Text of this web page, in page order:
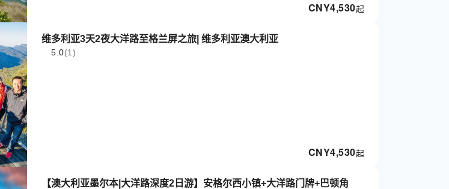
CNY4,530起
维多利亚3天2夜大洋路至格兰屏之旅| 维多利亚澳大利亚
5.0(1)
CNY4,530起
【澳大利亚墨尔本|大洋路深度2日游】安格尔西小镇+大洋路门牌+巴顿角